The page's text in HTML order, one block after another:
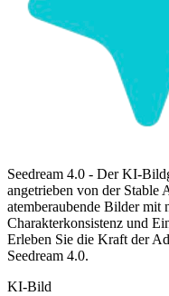
Seedream 4.0 - Der KI-
angetrieben von der Stable
atemberaubende Bilder mit
Charakterkonsistenz und
Erleben Sie die Kraft der
Seedream 4.0.
KI-Bild